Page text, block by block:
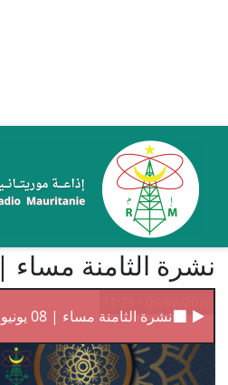
نشرة الثامنة مساء | 08 يونيو 2026
نشرة الثامنة مساء | 08 يونيو 2026